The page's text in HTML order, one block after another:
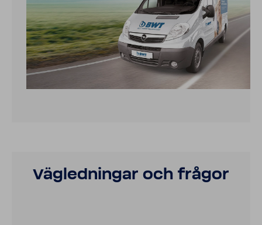
Vägled­ningar och frågor